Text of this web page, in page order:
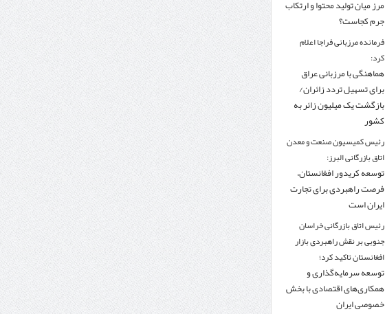
مرز میان تولید محتوا و ارتکاب
جرم کجاست؟
فرمانده مرزبانی فراجا اعلام
کرد:
هماهنگی با مرزبانی عراق
برای تسهیل تردد زائران/
بازگشت یک میلیون زائر به
کشور
رئیس کمیسیون صنعت و معدن
اتاق بازرگانی البرز:
توسعه کریدور افغانستان،
فرصت راهبردی برای تجارت
ایران است
رئیس اتاق بازرگانی خراسان
جنوبی بر نقش راهبردی بازار
افغانستان تاکید کرد؛
توسعه سرمایه‌گذاری و
همکاری‌های اقتصادی با بخش
خصوصی ایران